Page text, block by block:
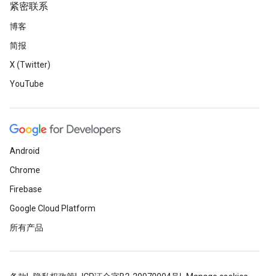
紧密联系
博客
简报
X (Twitter)
YouTube
Android
Chrome
Firebase
Google Cloud Platform
所有产品